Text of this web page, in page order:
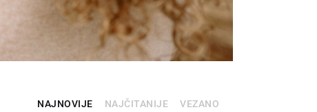
NAJNOVIJE NAJČITANIJE VEZANO